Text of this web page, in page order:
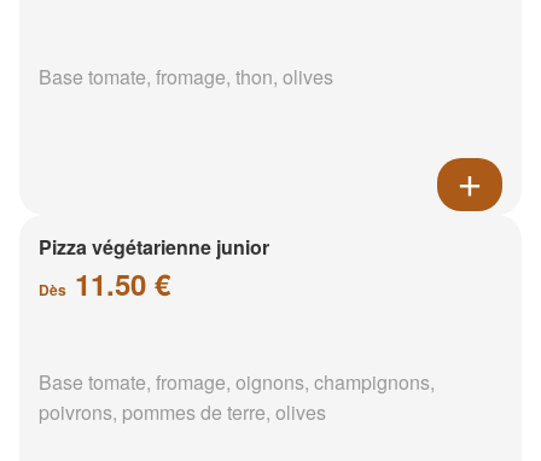
Base tomate, fromage, thon, olives
Pizza végétarienne junior
Dès 11.50 €
Base tomate, fromage, oignons, champignons,
poivrons, pommes de terre, olives